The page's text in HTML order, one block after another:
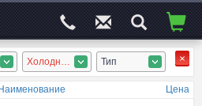
Холодный белый Тип
Наименование Цена